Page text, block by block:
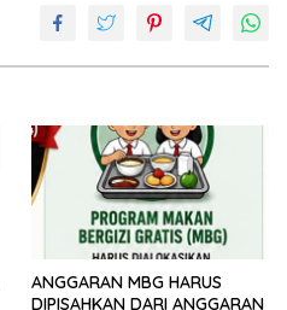
ANGGARAN MBG HARUS
DIPISAHKAN DARI ANGGARAN